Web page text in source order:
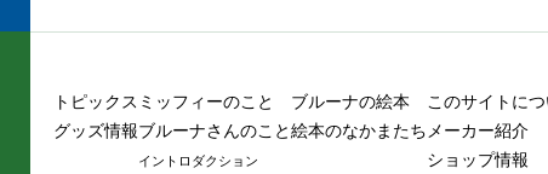
トピックス
グッズ情報
ミッフィーのこと
ブルーナさんのこと
イントロダクション
ブルーナの絵本
絵本のなかまたち
このサイトに
メーカー紹介
ショップ情報